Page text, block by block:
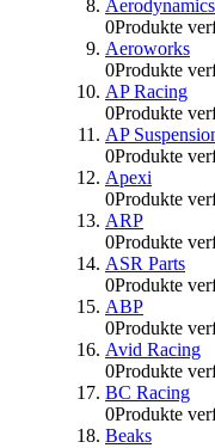
Aerodynamics
0Produkte
Aeroworks
0Produkte
AP Racing
0Produkte
AP
0Produkte
Apexi
0Produkte
ARP
0Produkte
ASR Parts
0Produkte
ABP
0Produkte
Avid Racing
0Produkte
BC Racing
0Produkte
Beaks